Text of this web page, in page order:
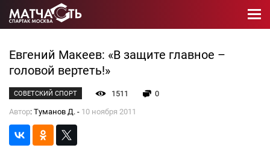
Евгений Макеев: «В защите главное –
головой вертеть!»
СОВЕТСКИЙ СПОРТ 1511
0
Автор: Туманов Д. - 10 ноября 2011